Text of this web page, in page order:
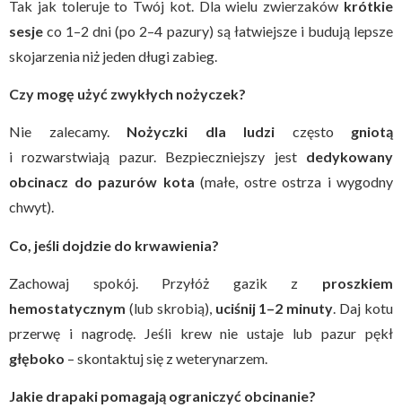
Tak jak toleruje to Twój kot. Dla wielu zwierzaków krótkie
sesje co 1–2 dni (po 2–4 pazury) są łatwiejsze i budują lepsze
skojarzenia niż jeden długi zabieg.
Czy mogę użyć zwykłych nożyczek?
Nie zalecamy. Nożyczki dla ludzi często gniotą
i rozwarstwiają pazur. Bezpieczniejszy jest dedykowany
obcinacz do pazurów kota (małe, ostre ostrza i wygodny
chwyt).
Co, jeśli dojdzie do krwawienia?
Zachowaj spokój. Przyłóż gazik z proszkiem
hemostatycznym (lub skrobią), uciśnij 1–2 minuty. Daj kotu
przerwę i nagrodę. Jeśli krew nie ustaje lub pazur pękł
głęboko – skontaktuj się z weterynarzem.
Jakie drapaki pomagają ograniczyć obcinanie?